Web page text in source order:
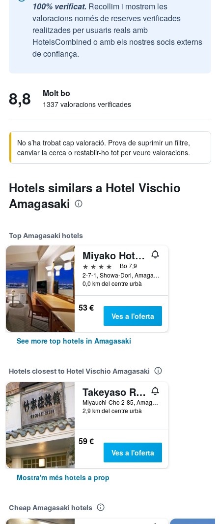
100% verificat. Recollim i mostrem les
valoracions només de reserves verificades
realitzades per usuaris reals amb
HotelsCombined o amb els nostres socis externs
de confiança.
8,8 Molt bo
1337 valoracions verificades
No s’ha trobat cap valoració. Prova de suprimir un filtre,
canviar la cerca o restablir-ho tot per veure valoracions.
Hotels similars a Hotel Vischio
Amagasaki
Top Amagasaki hotels
Miyako Hotel Amagasaki
4 estrelles
Bo 7,9
2-7-1, Showa-Dori, Amagasaki, Japó
0,0 km del centre urbà
53 €
Ves a l'oferta
See more top hotels in Amagasaki
Hotels closest to Hotel Vischio Amagasaki
Takeyaso Ryokan
Miyauchi-Cho 2-85, Amagasaki, Japó
2,9 km del centre urbà
59 €
Ves a l'oferta
Mostra'm més hotels a prop
Cheap Amagasaki hotels